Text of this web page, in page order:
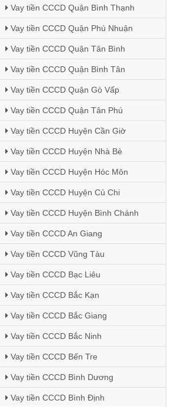
Vay tiền CCCD Quận Bình Thạnh
Vay tiền CCCD Quận Phú Nhuận
Vay tiền CCCD Quận Tân Bình
Vay tiền CCCD Quận Bình Tân
Vay tiền CCCD Quận Gò Vấp
Vay tiền CCCD Quận Tân Phú
Vay tiền CCCD Huyện Cần Giờ
Vay tiền CCCD Huyện Nhà Bè
Vay tiền CCCD Huyện Hóc Môn
Vay tiền CCCD Huyện Củ Chi
Vay tiền CCCD Huyện Bình Chánh
Vay tiền CCCD An Giang
Vay tiền CCCD Vũng Tàu
Vay tiền CCCD Bạc Liêu
Vay tiền CCCD Bắc Kạn
Vay tiền CCCD Bắc Giang
Vay tiền CCCD Bắc Ninh
Vay tiền CCCD Bến Tre
Vay tiền CCCD Bình Dương
Vay tiền CCCD Bình Định